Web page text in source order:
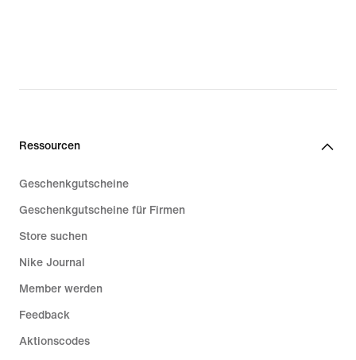
Ressourcen
Geschenkgutscheine
Geschenkgutscheine für Firmen
Store suchen
Nike Journal
Member werden
Feedback
Aktionscodes